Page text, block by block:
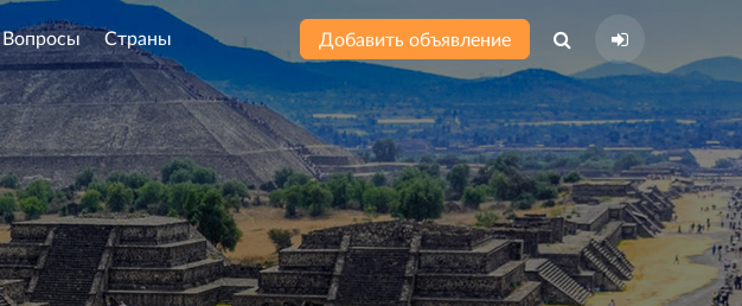
Вопросы Страны Добавить объявление